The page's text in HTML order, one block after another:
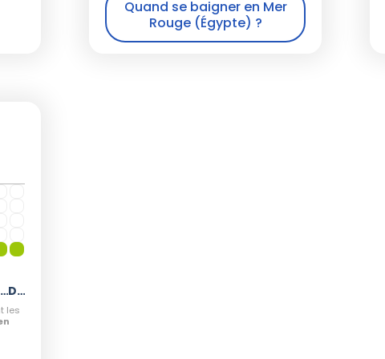
Quand se baigner en Mer
Rouge (Égypte) ?
Novembre Décembre
les